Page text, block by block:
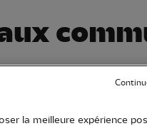
la meilleure expérience